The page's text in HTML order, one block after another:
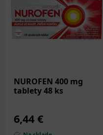
NUROFEN 400 mg
tablety 48 ks
6,44 €